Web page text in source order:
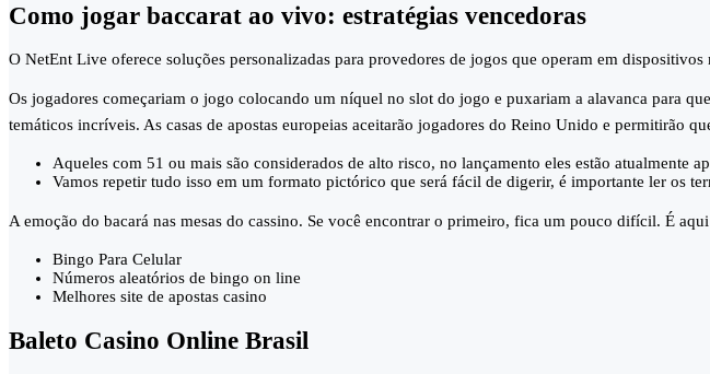
Como jogar baccarat ao vivo: estratégias vencedoras
O NetEnt Live oferece soluções personalizadas para provedores de jogos que operam em
Os jogadores começariam o jogo colocando um níquel no slot do jogo e puxariam a alavanca para
temáticos incríveis. As casas de apostas europeias aceitarão jogadores do Reino Unido e permitirão
Aqueles com 51 ou mais são considerados de alto risco, no lançamento eles estão atualmente
Vamos repetir tudo isso em um formato pictórico que será fácil de digerir, é importante ler os
A emoção do bacará nas mesas do cassino. Se você encontrar o primeiro, fica um pouco difícil. É
Bingo Para Celular
Números aleatórios de bingo on line
Melhores site de apostas casino
Baleto Casino Online Brasil